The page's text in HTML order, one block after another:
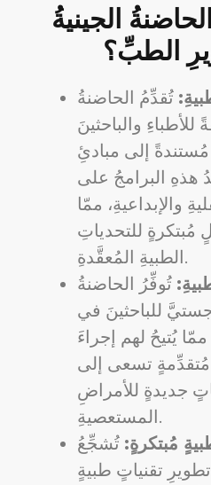
الجينيةُ
الطبِّ؟
تُقدِّمُ الحاضنةُ
للأطباءِ والباحثينَ
إلى مبادئِ
هذهِ البرامجُ على
والإبداعيةِ، ممّا
مُبتكرةٍ للتحدياتِ
الطبيةِ المُعقَّدةِ.
تُوفِّرُ الحاضنةُ
للباحثينَ في
يُتيحُ لهم إجراءَ
تسعى إلى
جديدةٍ للأمراضِ
المستعصيةِ.
مُبتكرةٍ: تُشجِّعُ
تقنياتٍ طبيةٍ